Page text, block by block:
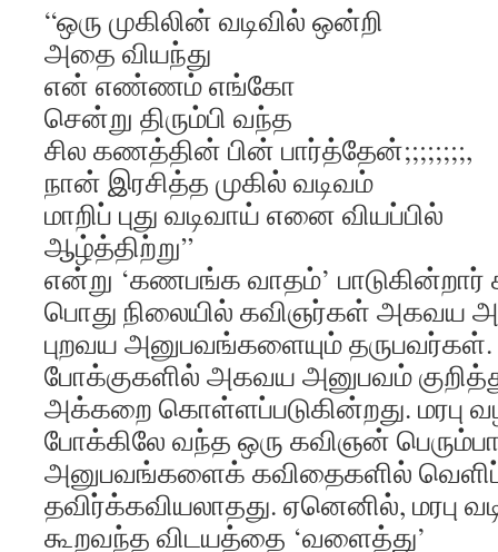
“ஒரு முகிலின் வடிவில் ஒன்றி
அதை வியந்து
என் எண்ணம் எங்கோ
சென்று திரும்பி வந்த
சில கணத்தின் பின் பார்த்தேன்;;;;;;;;,
நான் இரசித்த முகில் வடிவம்
மாறிப் புது வடிவாய் எனை வியப்பில்
ஆழ்த்திற்று”
என்று ‘கணபங்க வாதம்’ பாடுகின்றார்
பொது நிலையில் கவிஞர்கள் அகவய
புறவய அனுபவங்களையும்
போக்குகளில் அகவய அனுபவம்
அக்கறை கொள்ளப்படுகின்றது. மரபு
போக்கிலே வந்த ஒரு கவிஞன்
அனுபவங்களைக் கவிதைகளில்
தவிர்க்கவியலாதது. ஏனெனில், மரபு
கூறவந்த விடயத்தை ‘வளைத்து’